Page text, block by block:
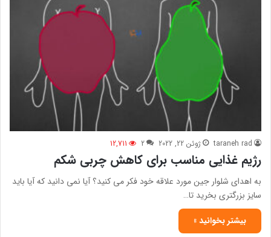
taraneh rad ژوئن 22, 2022 2
12,711
رژیم غذایی مناسب برای کاهش چربی شکم
به اهدای شلوار جین مورد علاقه خود فکر می کنید؟ آیا نمی دانید که آیا باید
سایز بزرگتری بخرید تا…
بیشتر بخوانید »